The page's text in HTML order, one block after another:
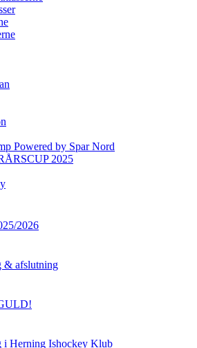
Powered by Spar Nord
2025
2026
& afslutning
i Herning Ishockey Klub